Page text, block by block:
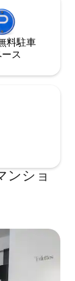
料駐⁠車
ス
ンショ